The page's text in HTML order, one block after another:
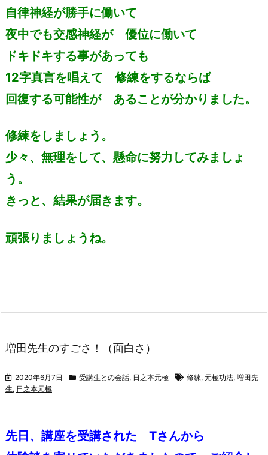
自律神経が勝手に働いて
夜中でも交感神経が 優位に働いて
ドキドキする事があっても
12字真言を唱えて 修練をするならば
回復する可能性が あることが分かりました。
修練をしましょう。
少々、無理をして、懸命に努力してみましょ
う。
きっと、結果が届きます。
頑張りましょうね。
増田先生のすごさ！（面白さ）
2020年6月7日 受講生との会話, 日之本元極 修練, 元極功法, 増田先
生, 日之本元極
先日、講座を受講された Tさんから